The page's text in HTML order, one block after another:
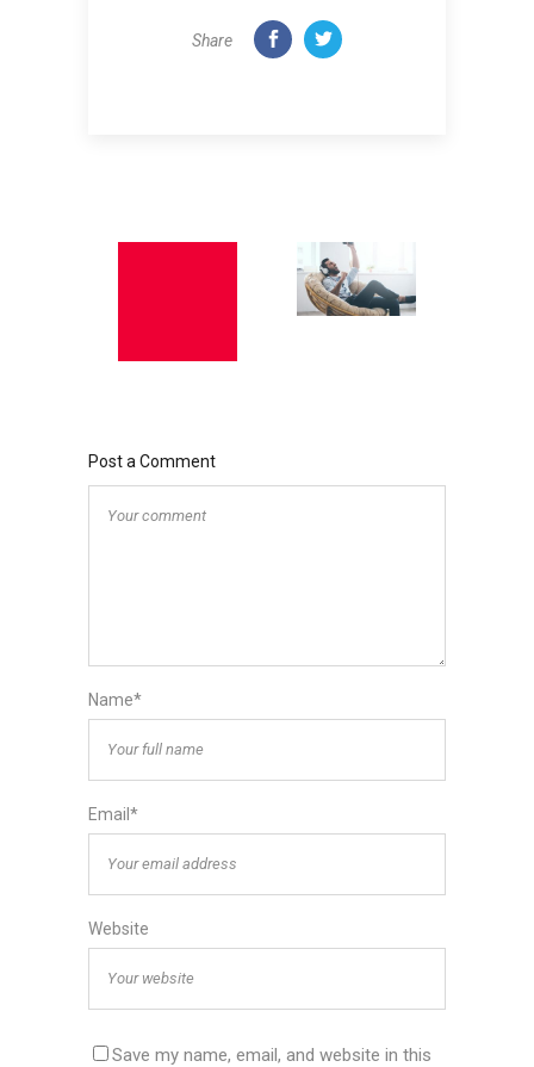
Share
Post a Comment
Name*
Email*
Website
Save my name, email, and website in this